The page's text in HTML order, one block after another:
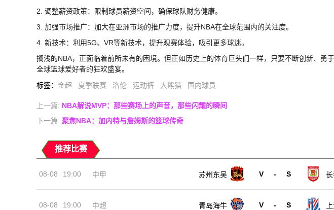
2. 调整薪资政策：限制球员薪资空间，确保球队财务健康。
3. 加强市场推广：加大在亚洲市场的推广力度，提升NBA在全球范围内的关注度。
4. 新技术：利用5G、VR等新技术，提升观赛体验，吸引更多球迷。
搁浅的NBA，正面临着前所未有的困境。但正如历史上的体育巨头们一样，只要不断创新、勇
全球篮球爱好者的狂欢盛宴。
标签： 金超 夏季联赛 洛伦 运动裤 大熊猫 国内球员
上一篇: NBA解说MVP：那些赛场上的声音，那些闪耀的瞬间
下一篇: 聚焦NBA：加内特与詹姆斯的篮球传奇
推荐比赛
08-08 19:00 中甲 苏州东吴 V - S
08-08 19:00 中超 青岛海牛 V - S